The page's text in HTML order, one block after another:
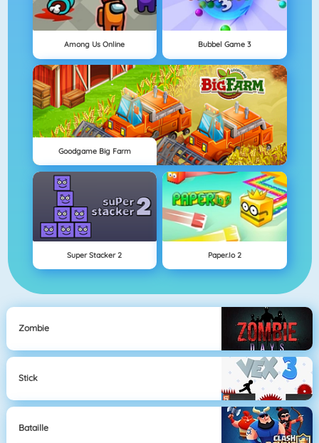
Among Us Online Bubbel Game 3
Goodgame Big Farm
Super Stacker 2 Paper.io 2
Zombie
Stick
Bataille